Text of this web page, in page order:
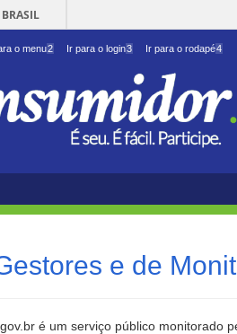
BRASIL
o menu2 Ir para o login3 Ir para o rodapé4
e de
é um serviço público monitorado